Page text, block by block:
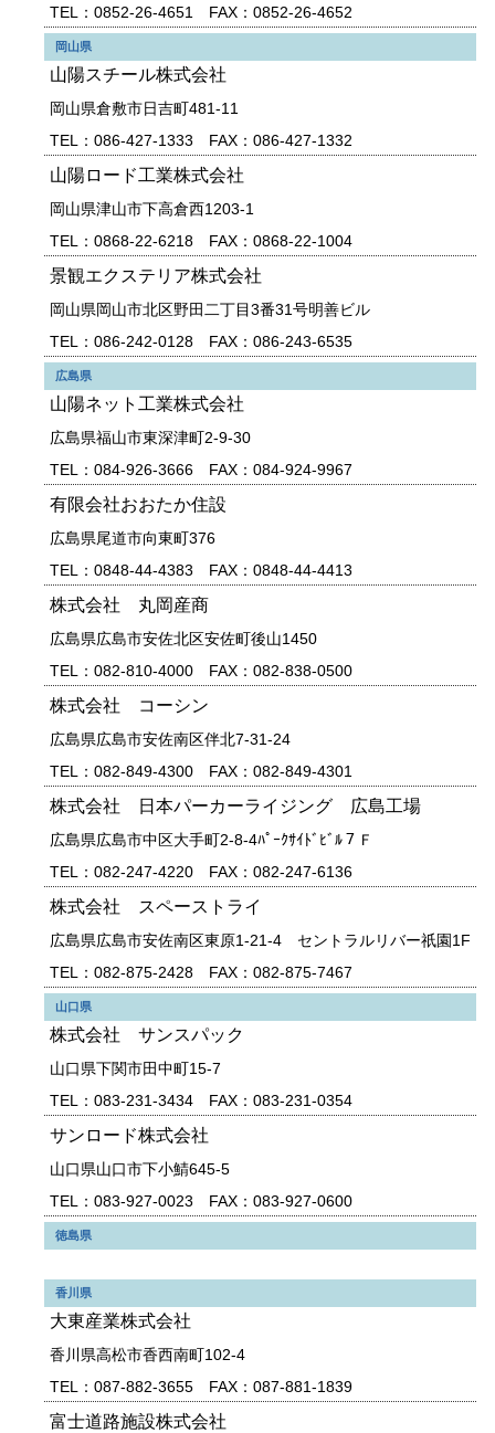
TEL：0852-26-4651 FAX：0852-26-4652
岡山県
山陽スチール株式会社
岡山県倉敷市日吉町481-11
TEL：086-427-1333 FAX：086-427-1332
山陽ロード工業株式会社
岡山県津山市下高倉西1203-1
TEL：0868-22-6218 FAX：0868-22-1004
景観エクステリア株式会社
岡山県岡山市北区野田二丁目3番31号明善ビル
TEL：086-242-0128 FAX：086-243-6535
広島県
山陽ネット工業株式会社
広島県福山市東深津町2-9-30
TEL：084-926-3666 FAX：084-924-9967
有限会社おおたか住設
広島県尾道市向東町376
TEL：0848-44-4383 FAX：0848-44-4413
株式会社 丸岡産商
広島県広島市安佐北区安佐町後山1450
TEL：082-810-4000 FAX：082-838-0500
株式会社 コーシン
広島県広島市安佐南区伴北7-31-24
TEL：082-849-4300 FAX：082-849-4301
株式会社 日本パーカーライジング 広島工場
広島県広島市中区大手町2-8-4ﾊﾟｰｸｻｲﾄﾞﾋﾞﾙ７Ｆ
TEL：082-247-4220 FAX：082-247-6136
株式会社 スペーストライ
広島県広島市安佐南区東原1-21-4 セントラルリバー祇園1F
TEL：082-875-2428 FAX：082-875-7467
山口県
株式会社 サンスパック
山口県下関市田中町15-7
TEL：083-231-3434 FAX：083-231-0354
サンロード株式会社
山口県山口市下小鯖645-5
TEL：083-927-0023 FAX：083-927-0600
徳島県
香川県
大東産業株式会社
香川県高松市香西南町102-4
TEL：087-882-3655 FAX：087-881-1839
富士道路施設株式会社